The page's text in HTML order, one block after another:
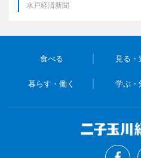
水戸経済新聞
食べる 見る・
暮らす・働く 学ぶ・